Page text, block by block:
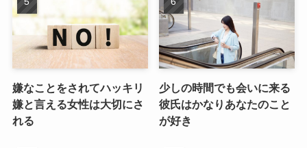
嫌なことをされてハッキリ
嫌と言える女性は大切にさ
れる
少しの時間でも会いに来る
彼氏はかなりあなたのこと
が好き